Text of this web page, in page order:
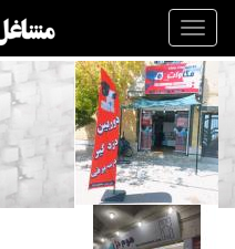
Toggle
navigation